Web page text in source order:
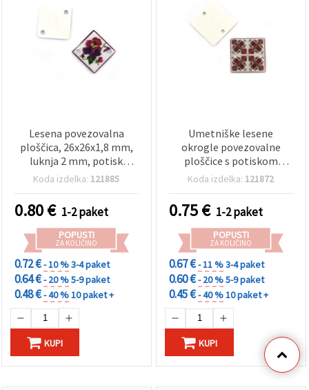
Lesena povezovalna
ploščica, 26x26x1,8 mm,
luknja 2 mm, potisk
vezenje – 10 kosov
Koda izdelka: 121885
0.80€ 1-2 paket
POPUSTI
ZA KOLIČINO
0.72 €- 10 %3-4 paket
0.64 €- 20 %5-9 paket
0.48 €- 40 %10 paket +
KUPI
Umetniške lesene
okrogle povezovalne
ploščice s potiskom
vezenine, 26 x 1,8 mm, z
pristnih kosov za izdelavo
nakita in ustvarjalne DIY
projekte
Koda izdelka: 121872
0.75€ 1-2 paket
POPUSTI
ZA KOLIČINO
0.67 €- 11 %3-4 paket
0.60 €- 20 %5-9 paket
0.45 €- 40 %10 paket +
KUPI